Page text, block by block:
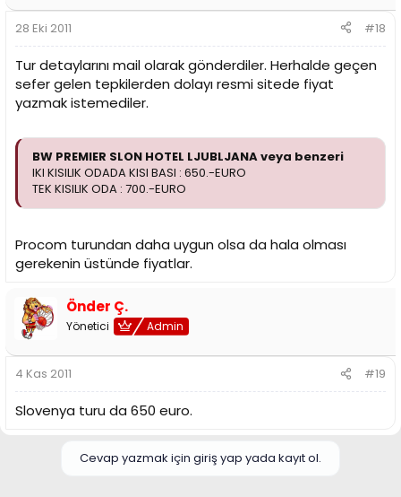
• Her türlü özel harcamalar
• Öğlen ve akşam yemekleri
28 Eki 2011 #18
Tur detaylarını mail olarak gönderdiler. Herhalde geçen
sefer gelen tepkilerden dolayı resmi sitede fiyat
yazmak istemediler.
BW PREMIER SLON HOTEL LJUBLJANAveya benzeri
IKI KISILIK ODADA KISI BASI : 650.-EURO
TEK KISILIK ODA : 700.-EURO
Procom turundan daha uygun olsa da hala olması
gerekenin üstünde fiyatlar.
Önder Ç.
Yönetici Admin
4 Kas 2011 #19
Slovenya turu da 650 euro.
Cevap yazmak için giriş yap yada kayıt ol.